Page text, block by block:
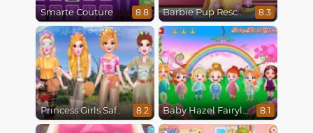
Smarte Couture 8.8 Barbie Pup Rescue 8.3
Princess Girls Safari Trip 8.2 Baby Hazel Fairyland Ballet 8.1